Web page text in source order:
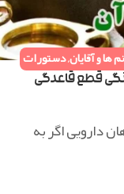
ها و آقایان,دستورات
قطع قاعدگی
دارویی اگر به